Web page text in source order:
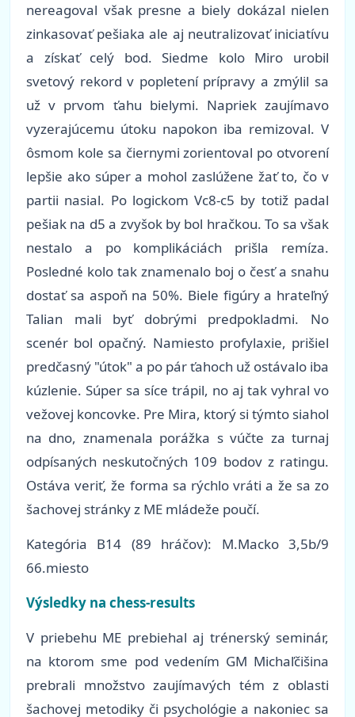
nereagoval však presne a biely dokázal nielen
zinkasovať pešiaka ale aj neutralizovať iniciatívu
a získať celý bod. Siedme kolo Miro urobil
svetový rekord v popletení prípravy a zmýlil sa
už v prvom ťahu bielymi. Napriek zaujímavo
vyzerajúcemu útoku napokon iba remizoval. V
ôsmom kole sa čiernymi zorientoval po otvorení
lepšie ako súper a mohol zaslúžene žať to, čo v
partii nasial. Po logickom Vc8-c5 by totiž padal
pešiak na d5 a zvyšok by bol hračkou. To sa však
nestalo a po komplikáciách prišla remíza.
Posledné kolo tak znamenalo boj o česť a snahu
dostať sa aspoň na 50%. Biele figúry a hrateľný
Talian mali byť dobrými predpokladmi. No
scenér bol opačný. Namiesto profylaxie, prišiel
predčasný "útok" a po pár ťahoch už ostávalo iba
kúzlenie. Súper sa síce trápil, no aj tak vyhral vo
vežovej koncovke. Pre Mira, ktorý si týmto siahol
na dno, znamenala porážka s vúčte za turnaj
odpísaných neskutočných 109 bodov z ratingu.
Ostáva veriť, že forma sa rýchlo vráti a že sa zo
šachovej stránky z ME mládeže poučí.
Kategória B14 (89 hráčov): M.Macko 3,5b/9
66.miesto
Výsledky na chess-results
V priebehu ME prebiehal aj trénerský seminár,
na ktorom sme pod vedením GM Michaľčišina
prebrali množstvo zaujímavých tém z oblasti
šachovej metodiky či psychológie a nakoniec sa